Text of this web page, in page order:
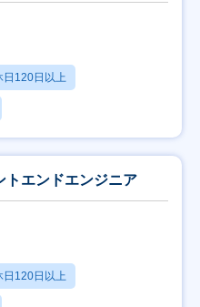
日120日以上
トエンドエンジニア
日120日以上